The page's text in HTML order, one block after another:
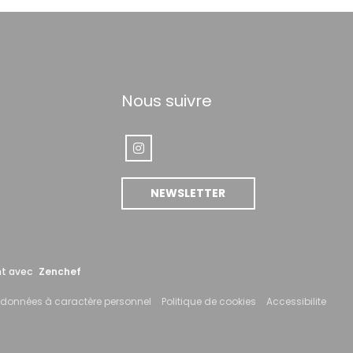
Nous suivre
Instagram ((ouvre une nouvelle
NEWSLETTER
avec Zenchef
à caractère personnel ((ouvre une nouvelle fenêtre))
Politique de cookies ((ouvre une nouvelle
Accessibilite